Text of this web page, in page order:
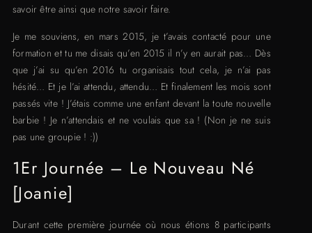
savoir être ainsi que notre savoir faire.
Je me souviens, en mars 2015, je t’avais contacté pour une
formation et tu me disais qu’en 2015 il n’y en aurait pas… Dès
que j’ai su qu’en 2016 tu organisais tout cela, je n’ai pas
hésité… Et je l’ai attendu, attendu… Et finalement les mois sont
passés vite ! J’étais comme une enfant devant la toute nouvelle
barbie ! Je n’attendais et ne voulais que sa ! (Non je ne suis
pas une groupie ! :))
1Er Journée – Le Nouveau Né
[Joanie]
Durant cette première journée où nous étions 8 participants